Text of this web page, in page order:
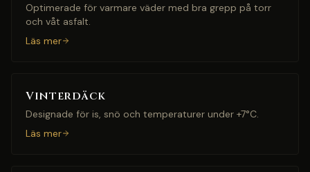
Optimerade för varmare väder med bra grepp på torr
och våt asfalt.
Läs mer
Vinterdäck
Designade för is, snö och temperaturer under +7°C.
Läs mer